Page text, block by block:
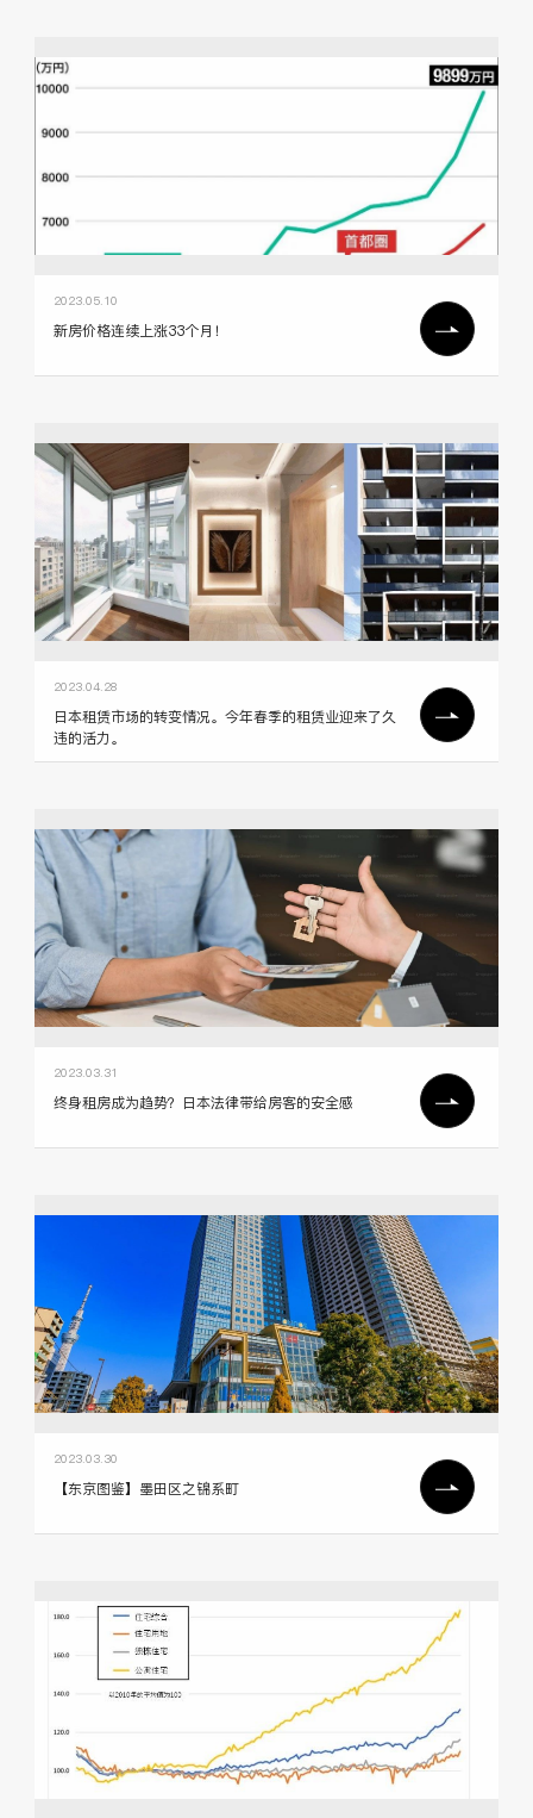
2023.05.10
新房价格连续上涨33个月！
2023.04.28
日本租赁市场的转变情况。今年春季的租赁业迎来了久
违的活力。
2023.03.31
终身租房成为趋势？日本法律带给房客的安全感
2023.03.30
【东京图鉴】墨田区之锦系町